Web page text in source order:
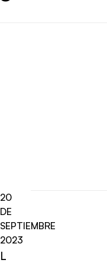
20
DE
SEPTIEMBRE
2023
L